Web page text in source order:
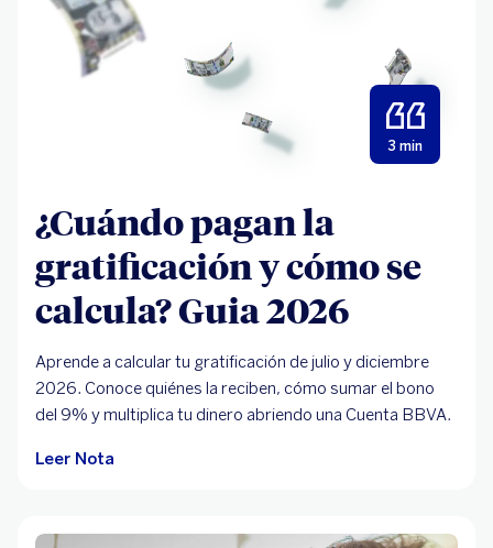
3 min
¿Cuándo pagan la
gratificación y cómo se
calcula? Guia 2026
Aprende a calcular tu gratificación de julio y diciembre
2026. Conoce quiénes la reciben, cómo sumar el bono
del 9% y multiplica tu dinero abriendo una Cuenta BBVA.
Leer Nota